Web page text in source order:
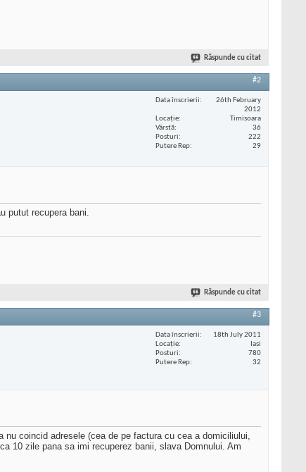
Răspunde cu citat
#2
Data înscrierii
26th February
2012
Locaţie
Timisoara
Vârstă
36
Posturi
222
Putere Rep
29
putut recupera bani.
Răspunde cu citat
#3
Data înscrierii
18th July 2011
Locaţie
Iasi
Posturi
780
Putere Rep
32
coincid adresele (cea de pe factura cu cea a domiciliului,
10 zile pana sa imi recuperez banii, slava Domnului. Am